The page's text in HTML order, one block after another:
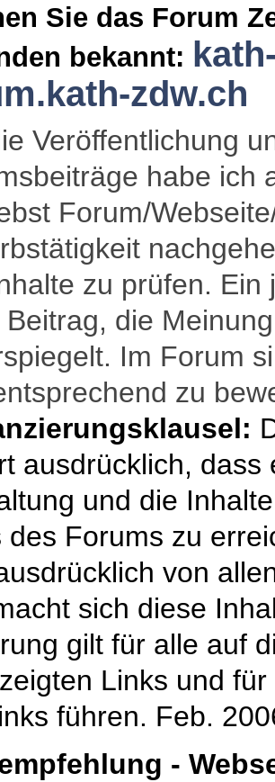
Sie das Forum
bekannt:
zdw.ch
Veröffentlichung
habe ich
Forum/
zu prüfen.
Beitrag, die
Im Forum
zu
ausdrücklich,
und die
des Forums zu
von
sich diese
gilt für alle auf
Links und
führen. Feb.
-